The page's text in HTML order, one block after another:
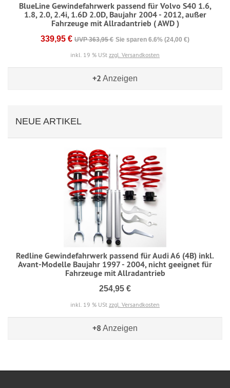
BlueLine Gewindefahrwerk passend für Volvo S40 1.6,
1.8, 2.0, 2.4i, 1.6D 2.0D, Baujahr 2004 - 2012, außer
Fahrzeuge mit Allradantrieb ( AWD )
339,95 € UVP 363,95 € Sie sparen 6.6% (24,00 €)
inkl. 19 % USt zzgl. Versandkosten
+2 Anzeigen
NEUE ARTIKEL
Redline Gewindefahrwerk passend für Audi A6 (4B) inkl.
Avant-Modelle Baujahr 1997 - 2004, nicht geeignet für
Fahrzeuge mit Allradantrieb
254,95 €
inkl. 19 % USt zzgl. Versandkosten
+8 Anzeigen